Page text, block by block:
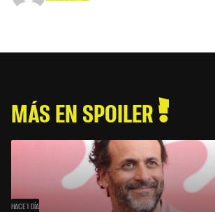
MÁS EN SPOILER
HACE 1 DÍA